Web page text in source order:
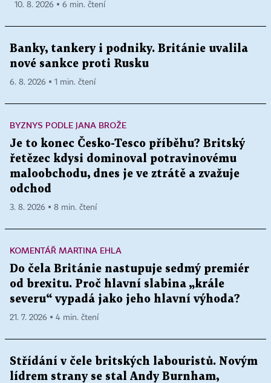
10. 8. 2026 ▪ 6 min. čtení
Banky, tankery i podniky. Británie uvalila
nové sankce proti Rusku
6. 8. 2026 ▪ 1 min. čtení
BYZNYS PODLE JANA BROŽE
Je to konec Česko-Tesco příběhu? Britský
řetězec kdysi dominoval potravinovému
maloobchodu, dnes je ve ztrátě a zvažuje
odchod
3. 8. 2026 ▪ 8 min. čtení
KOMENTÁŘ MARTINA EHLA
Do čela Británie nastupuje sedmý premiér
od brexitu. Proč hlavní slabina „krále
severu“ vypadá jako jeho hlavní výhoda?
21. 7. 2026 ▪ 4 min. čtení
Střídání v čele britských labouristů. Novým
lídrem strany se stal Andy Burnham,